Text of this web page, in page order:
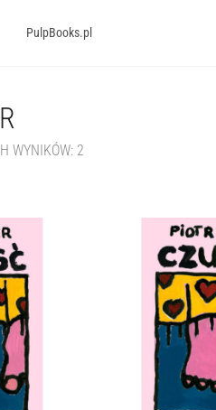
PulpBooks.pl
WYNIKÓW: 2